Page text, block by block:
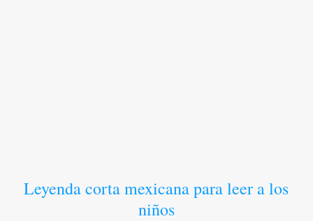
Leyenda corta mexicana para leer a los
niños